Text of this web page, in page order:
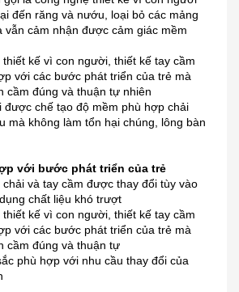
đến răng và nướu, loại bỏ các mảng
vẫn cảm nhận được cảm giác mềm
kế vì con người, thiết kế tay cầm
với các bước phát triển của trẻ mà
cầm đúng và thuận tự nhiên
được chế tạo độ mềm phù hợp chải
mà không làm tổn hại chúng, lông bàn
với bước phát triển của trẻ
và tay cầm được thay đổi tùy vào
chất liệu khó trượt
kế vì con người, thiết kế tay cầm
với các bước phát triển của trẻ mà
cầm đúng và thuận tự
phù hợp với nhu cầu thay đổi của